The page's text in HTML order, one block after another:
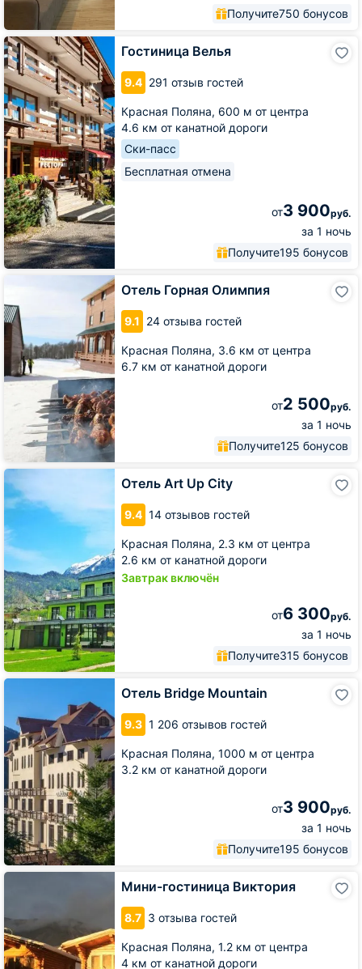
Получите750 бонусов
Гостиница Велья
9.4 291 отзыв гостей
Красная Поляна, 600 м от центра
4.6 км от канатной дороги
Ски-пасс
Бесплатная отмена
от3 900руб.
за 1 ночь
Получите195 бонусов
Гостиница
Велья
Отель Горная Олимпия
9.1 24 отзыва гостей
Красная Поляна, 3.6 км от центра
6.7 км от канатной дороги
от2 500руб.
за 1 ночь
Получите125 бонусов
Олимпия
Отель Art Up City
9.4 14 отзывов гостей
Красная Поляна, 2.3 км от центра
2.6 км от канатной дороги
Завтрак включён
от6 300руб.
за 1 ночь
Получите315 бонусов
Отель
Art
Up
Отель Bridge Mountain
9.3 1 206 отзывов гостей
Красная Поляна, 1000 м от центра
3.2 км от канатной дороги
от3 900руб.
за 1 ночь
Получите195 бонусов
Отель
Мини-гостиница Виктория
8.7 3 отзыва гостей
Красная Поляна, 1.2 км от центра
4 км от канатной дороги
Мини-